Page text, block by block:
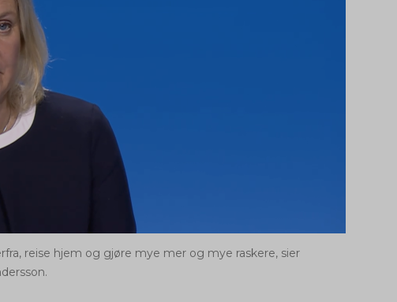
reise hjem og gjøre mye mer og mye raskere, sier